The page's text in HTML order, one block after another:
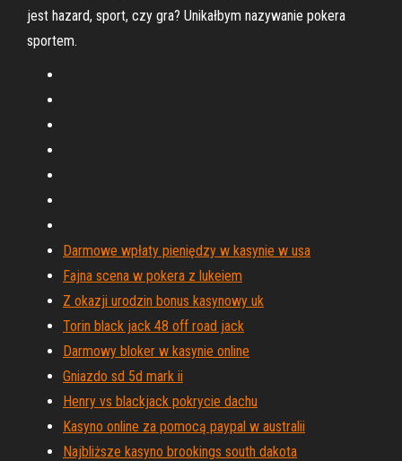
jest hazard, sport, czy gra? Unikałbym nazywanie pokera
sportem.
Darmowe wpłaty pieniędzy w kasynie w usa
Fajna scena w pokera z lukeiem
Z okazji urodzin bonus kasynowy uk
Torin black jack 48 off road jack
Darmowy bloker w kasynie online
Gniazdo sd 5d mark ii
Henry vs blackjack pokrycie dachu
Kasyno online za pomocą paypal w australii
Najbliższe kasyno brookings south dakota